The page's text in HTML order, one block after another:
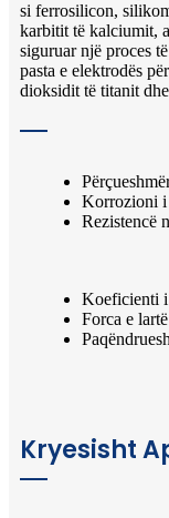
si ferrosilicon,
karbitit të kalciumit,
siguruar një proces
pasta e elektrodës
dioksidit të titanit
Korrozioni
Rezistencë
Koeficienti
Forca e
Kryesisht